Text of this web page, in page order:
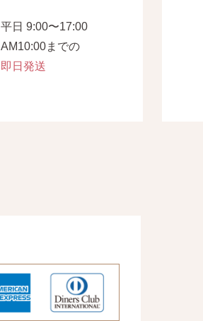
平日 9:00〜17:00
AM10:00までの
即日発送